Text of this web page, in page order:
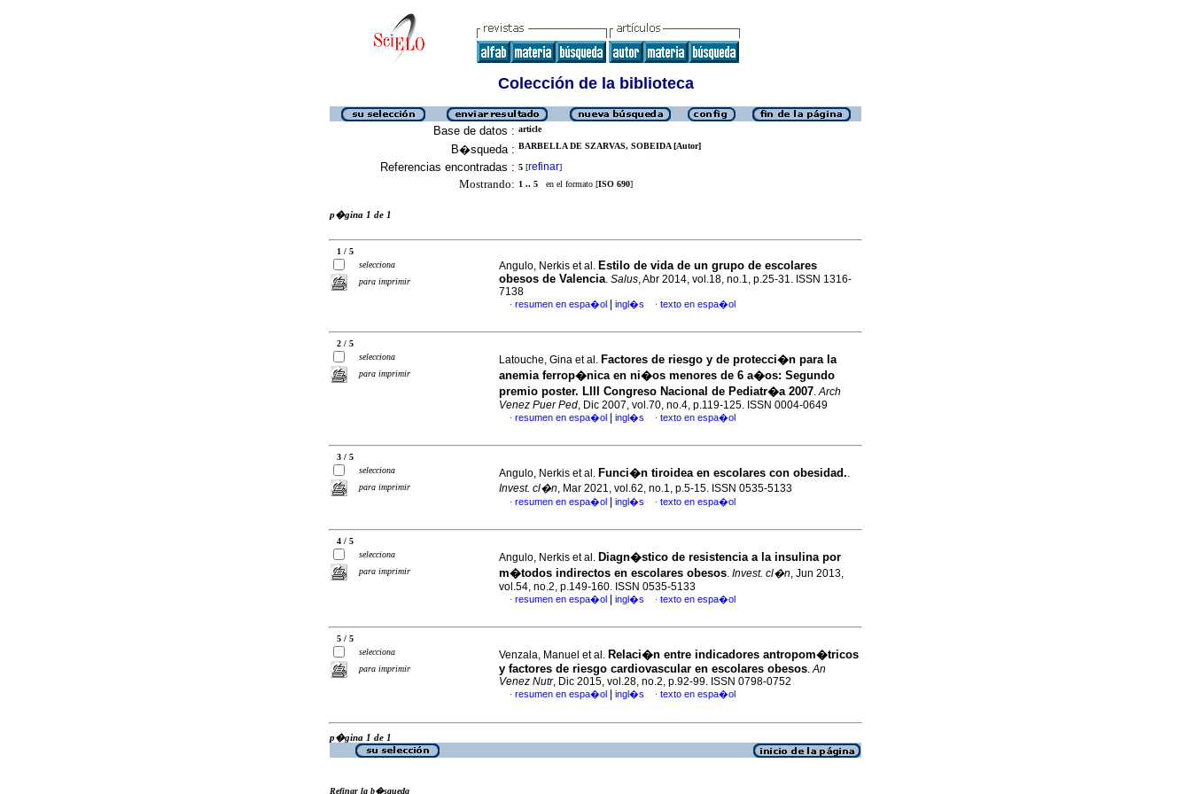
Colección de la biblioteca
Base de datos : article
B�squeda : BARBELLA DE SZARVAS, SOBEIDA [Autor]
Referencias encontradas : 5 [refinar]
Mostrando: 1 .. 5 en el formato [ISO 690]
p�gina 1 de 1
1 / 5
selecciona
para imprimir
Angulo, Nerkis et al. Estilo de vida de un grupo de escolares
obesos de Valencia. Salus, Abr 2014, vol.18, no.1, p.25-31. ISSN 1316-
7138
· resumen en espa�ol ingl�s · texto en espa�ol
2 / 5
selecciona
para imprimir
Latouche, Gina et al. Factores de riesgo y de protecci�n para la
anemia ferrop�nica en ni�os menores de 6 a�os: Segundo
premio poster. LIII Congreso Nacional de Pediatr�a 2007.Arch
Venez Puer Ped, Dic 2007, vol.70, no.4, p.119-125. ISSN 0004-0649
· resumen en espa�ol ingl�s · texto en espa�ol
3 / 5
selecciona
para imprimir
Angulo, Nerkis et al. Funci�n tiroidea en escolares con obesidad..
Invest. cl�n, Mar 2021, vol.62, no.1, p.5-15. ISSN 0535-5133
· resumen en espa�ol ingl�s · texto en espa�ol
4 / 5
selecciona
para imprimir
Angulo, Nerkis et al. Diagn�stico de resistencia a la insulina por
m�todos indirectos en escolares obesos. Invest. cl�n, Jun 2013,
vol.54, no.2, p.149-160. ISSN 0535-5133
· resumen en espa�ol ingl�s · texto en espa�ol
5 / 5
selecciona
para imprimir
Venzala, Manuel et al. Relaci�n entre indicadores antropom�tricos
y factores de riesgo cardiovascular en escolares obesos.An
Venez Nutr, Dic 2015, vol.28, no.2, p.92-99. ISSN 0798-0752
· resumen en espa�ol ingl�s · texto en espa�ol
p�gina 1 de 1
Refinar la b�squeda